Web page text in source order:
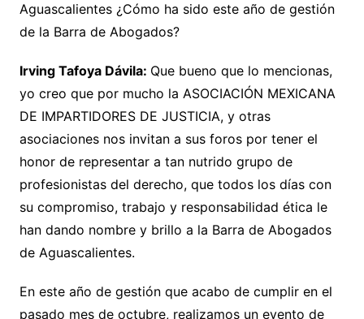
Aguascalientes ¿Cómo ha sido este año de gestión
de la Barra de Abogados?
Irving Tafoya Dávila: Que bueno que lo mencionas,
yo creo que por mucho la ASOCIACIÓN MEXICANA
DE IMPARTIDORES DE JUSTICIA, y otras
asociaciones nos invitan a sus foros por tener el
honor de representar a tan nutrido grupo de
profesionistas del derecho, que todos los días con
su compromiso, trabajo y responsabilidad ética le
han dando nombre y brillo a la Barra de Abogados
de Aguascalientes.
En este año de gestión que acabo de cumplir en el
pasado mes de octubre, realizamos un evento de